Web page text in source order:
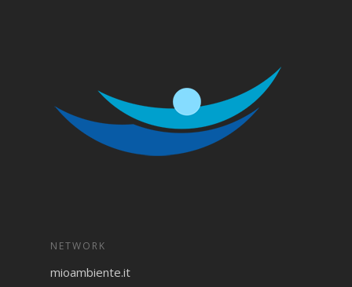
NETWORK
mioambiente.it